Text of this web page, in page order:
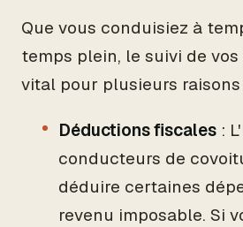
Que vous conduisiez à
temps plein, le suivi de
vital pour plusieurs raisons
Déductions fiscales :
conducteurs de
déduire certaines
revenu imposable. Si